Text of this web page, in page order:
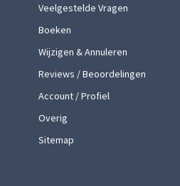
Veelgestelde Vragen
Boeken
Wijzigen & Annuleren
Reviews / Beoordelingen
Account / Profiel
Overig
Sitemap